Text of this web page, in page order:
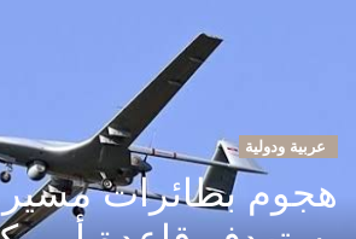
عربية ودولية
هجوم بطائرات